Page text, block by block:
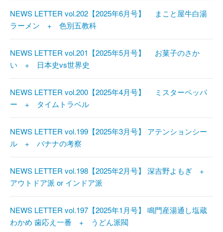
NEWS LETTER vol.202【2025年6月号】 まこと屋牛白湯
ラーメン + 色別五教科
NEWS LETTER vol.201【2025年5月号】 お菓子のさか
い + 日本史vs世界史
NEWS LETTER vol.200【2025年4月号】 ミスターペッパ
ー + タイムトラベル
NEWS LETTER vol.199【2025年3月号】 アテンションシー
ル + バナナの考察
NEWS LETTER vol.198【2025年2月号】 深吉野よもぎ +
アウトドア派 or インドア派
NEWS LETTER vol.197【2025年1月号】 鳴門産湯通し塩蔵
わかめ 歯応え一番 + うどん派閥